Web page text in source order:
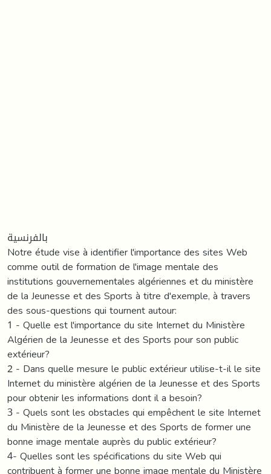
بالفرنسية
Notre étude vise à identifier l'importance des sites Web
comme outil de formation de l'image mentale des
institutions gouvernementales algériennes et du ministère
de la Jeunesse et des Sports à titre d'exemple, à travers
des sous-questions qui tournent autour:
1 - Quelle est l'importance du site Internet du Ministère
Algérien de la Jeunesse et des Sports pour son public
extérieur?
2 - Dans quelle mesure le public extérieur utilise-t-il le site
Internet du ministère algérien de la Jeunesse et des Sports
pour obtenir les informations dont il a besoin?
3 - Quels sont les obstacles qui empêchent le site Internet
du Ministère de la Jeunesse et des Sports de former une
bonne image mentale auprès du public extérieur?
4- Quelles sont les spécifications du site Web qui